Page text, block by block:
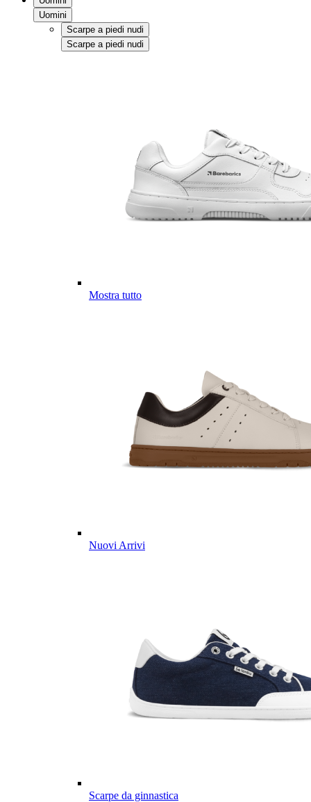
Uomini
Scarpe a piedi nudi
Scarpe a piedi nudi
Mostra tutto
Nuovi Arrivi
Scarpe da ginnastica